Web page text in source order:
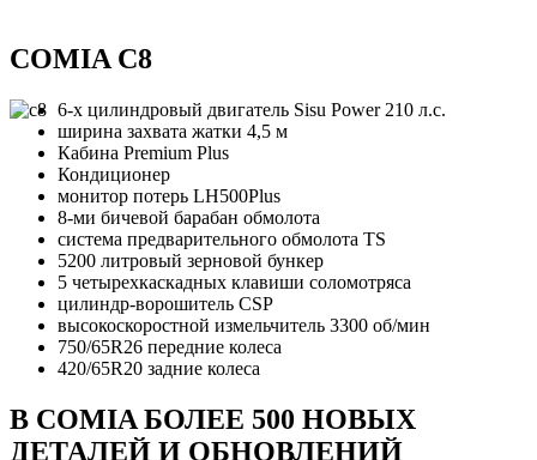
COMIA C8
6-х цилиндровый двигатель Sisu Power 210 л.с.
ширина захвата жатки 4,5 м
Кабина Premium Рlus
Кондиционер
монитор потерь LH500Plus
8-ми бичевой барабан обмолота
система предварительного обмолота TS
5200 литровый зерновой бункер
5 четырехкаскадных клавиши соломотряса
цилиндр-ворошитель CSP
высокоскоростной измельчитель 3300 об/мин
750/65R26 передние колеса
420/65R20 задние колеса
В COMIA БОЛЕЕ 500 НОВЫХ
ДЕТАЛЕЙ И ОБНОВЛЕНИЙ